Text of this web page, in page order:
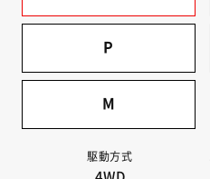
P
M
駆動方式